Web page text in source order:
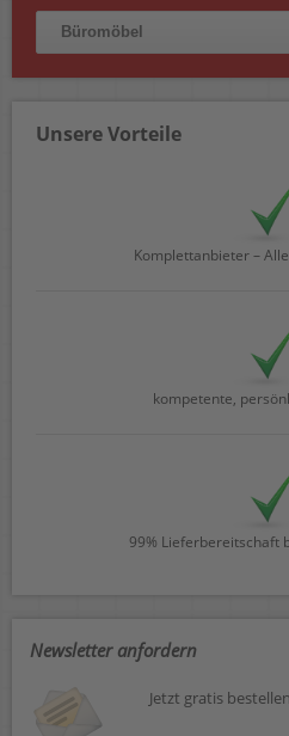
Büromöbel
Unsere Vorteile
Komplettanbieter –
kompetente,
99% Lieferbereitschaft
Newsletter anfordern
Jetzt gratis